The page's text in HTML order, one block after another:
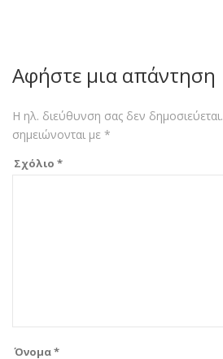
Αφήστε μια απάντηση
Η ηλ. διεύθυνση σας δεν δημοσιεύεται.
σημειώνονται με *
Σχόλιο *
Όνομα*